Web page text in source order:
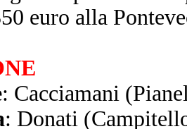
euro alla
: Cacciamani
: Donati